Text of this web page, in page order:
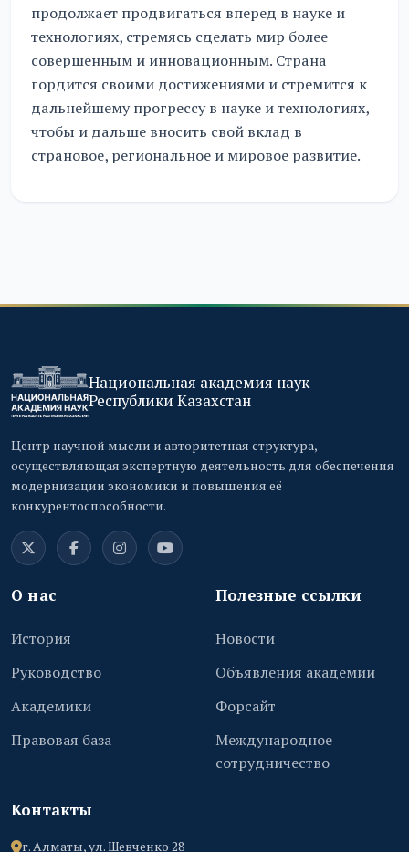
продолжает продвигаться вперед в науке и
технологиях, стремясь сделать мир более
совершенным и инновационным. Страна
гордится своими достижениями и стремится к
дальнейшему прогрессу в науке и технологиях,
чтобы и дальше вносить свой вклад в
страновое, региональное и мировое развитие.
Национальная академия наук
Республики Казахстан
Центр научной мысли и авторитетная структура,
осуществляющая экспертную деятельность для обеспечения
модернизации экономики и повышения её
конкурентоспособности.
О нас
История
Руководство
Академики
Правовая база
Полезные ссылки
Новости
Объявления академии
Форсайт
Международное
сотрудничество
Контакты
г. Алматы, ул. Шевченко 28